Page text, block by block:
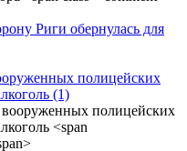
Риги обернулась для
полицейских
(1)